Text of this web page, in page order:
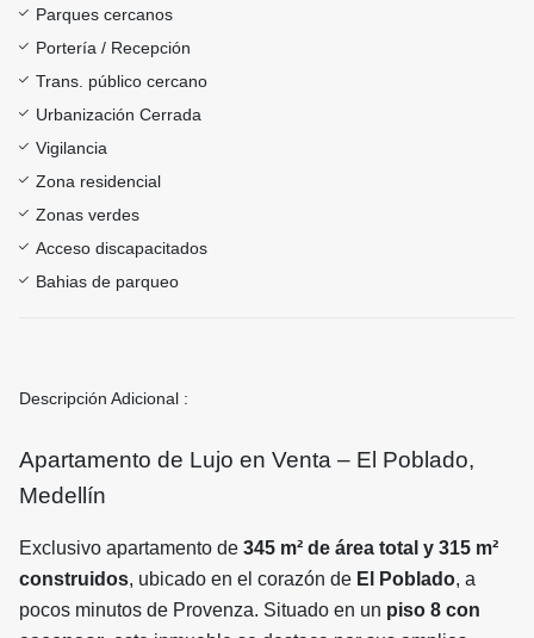
Parques cercanos
Portería / Recepción
Trans. público cercano
Urbanización Cerrada
Vigilancia
Zona residencial
Zonas verdes
Acceso discapacitados
Bahias de parqueo
Descripción Adicional :
Apartamento de Lujo en Venta – El Poblado,
Medellín
Exclusivo apartamento de 345 m² de área total y 315 m²
construidos, ubicado en el corazón de El Poblado, a
pocos minutos de Provenza. Situado en un piso 8 con